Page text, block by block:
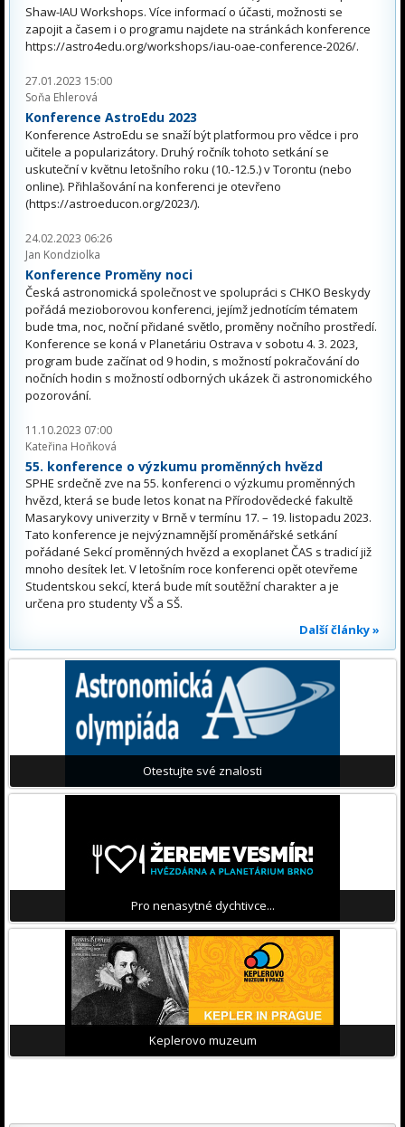
Shaw-IAU Workshops. Více informací o účasti, možnosti se
zapojit a časem i o programu najdete na stránkách konference
https://astro4edu.org/workshops/iau-oae-conference-2026/.
27.01.2023 15:00
Soňa Ehlerová
Konference AstroEdu 2023
Konference AstroEdu se snaží být platformou pro vědce i pro
učitele a popularizátory. Druhý ročník tohoto setkání se
uskuteční v květnu letošního roku (10.-12.5.) v Torontu (nebo
online). Přihlašování na konferenci je otevřeno
(https://astroeducon.org/2023/).
24.02.2023 06:26
Jan Kondziolka
Konference Proměny noci
Česká astronomická společnost ve spolupráci s CHKO Beskydy
pořádá mezioborovou konferenci, jejímž jednotícím tématem
bude tma, noc, noční přidané světlo, proměny nočního prostředí.
Konference se koná v Planetáriu Ostrava v sobotu 4. 3. 2023,
program bude začínat od 9 hodin, s možností pokračování do
nočních hodin s možností odborných ukázek či astronomického
pozorování.
11.10.2023 07:00
Kateřina Hoňková
55. konference o výzkumu proměnných hvězd
SPHE srdečně zve na 55. konferenci o výzkumu proměnných
hvězd, která se bude letos konat na Přírodovědecké fakultě
Masarykovy univerzity v Brně v termínu 17. – 19. listopadu 2023.
Tato konference je nejvýznamnější proměnářské setkání
pořádané Sekcí proměnných hvězd a exoplanet ČAS s tradicí již
mnoho desítek let. V letošním roce konferenci opět otevřeme
Studentskou sekcí, která bude mít soutěžní charakter a je
určena pro studenty VŠ a SŠ.
Další články »
Otestujte své znalosti
Pro nenasytné dychtivce...
Keplerovo muzeum